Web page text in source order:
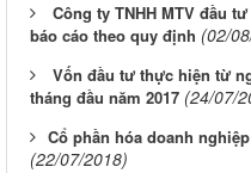
Công ty TNHH MTV đầu
báo cáo theo quy định (02/
Vốn đầu tư thực hiện từ
tháng đầu năm 2017 (24/07/
​Cổ phần hóa doanh
(22/07/2018)